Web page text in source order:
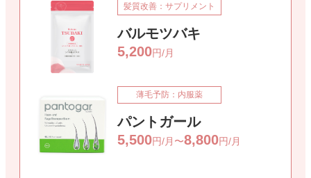
髪質改善：サプリメント
バルモツバキ
5,200円/月
薄毛予防：内服薬
パントガール
5,500円/月〜8,800円/月